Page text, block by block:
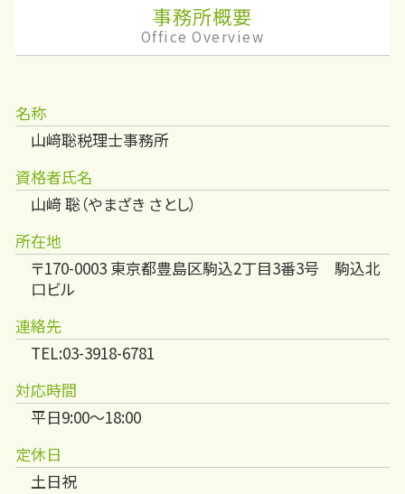
事務所概要
Office Overview
名称
山﨑聡税理士事務所
資格者氏名
山﨑 聡（やまざき さとし）
所在地
〒170-0003 東京都豊島区駒込2丁目3番3号 駒込北
口ビル
連絡先
TEL:03-3918-6781
対応時間
平日9:00～18:00
定休日
土日祝